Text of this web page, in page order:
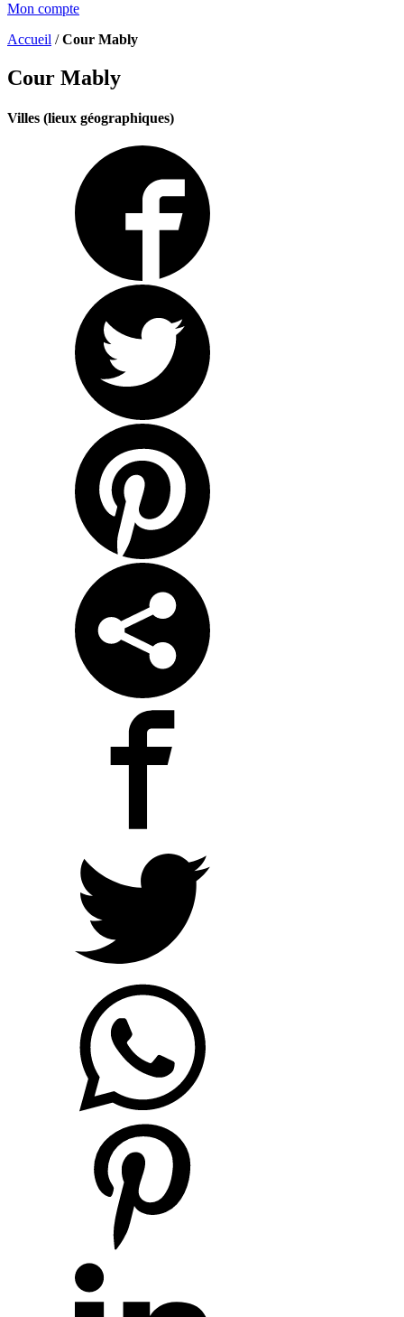
Mon compte
Accueil /Cour Mably
Cour Mably
Villes (lieux géographiques)